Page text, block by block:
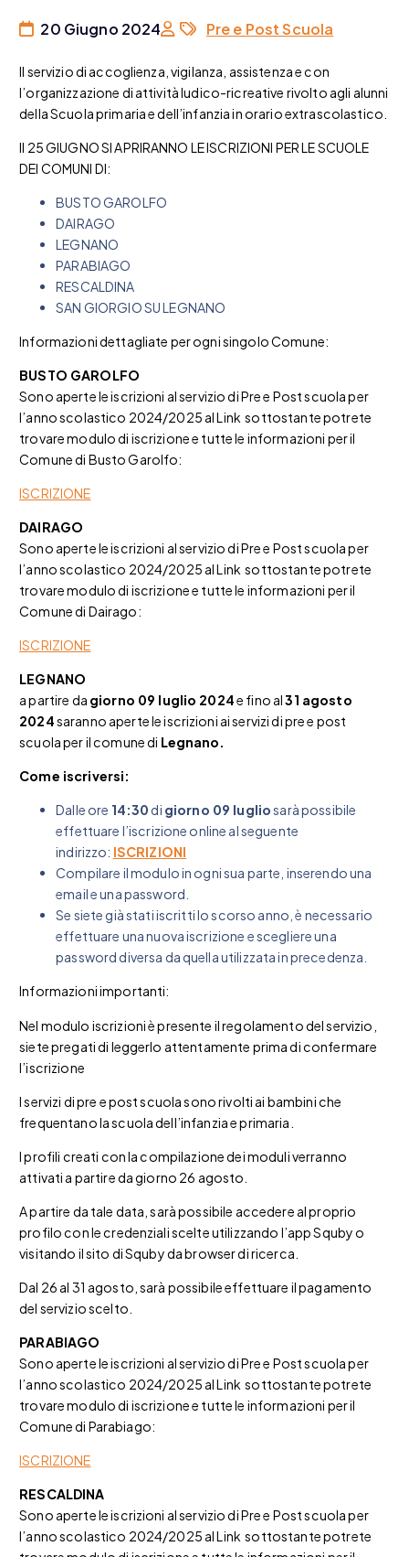
20 Giugno 2024 Pre e Post Scuola
Il servizio di accoglienza, vigilanza, assistenza e con
l’organizzazione di attività ludico-ricreative rivolto agli alunni
della Scuola primaria e dell’infanzia in orario extrascolastico.
Il 25 GIUGNO SI APRIRANNO LE ISCRIZIONI PER LE SCUOLE
DEI COMUNI DI:
BUSTO GAROLFO
DAIRAGO
LEGNANO
PARABIAGO
RESCALDINA
SAN GIORGIO SU LEGNANO
Informazioni dettagliate per ogni singolo Comune:
BUSTO GAROLFO
Sono aperte le iscrizioni al servizio di Pre e Post scuola per
l’anno scolastico 2024/2025 al Link sottostante potrete
trovare modulo di iscrizione e tutte le informazioni per il
Comune di Busto Garolfo:
ISCRIZIONE
DAIRAGO
Sono aperte le iscrizioni al servizio di Pre e Post scuola per
l’anno scolastico 2024/2025 al Link sottostante potrete
trovare modulo di iscrizione e tutte le informazioni per il
Comune di Dairago:
ISCRIZIONE
LEGNANO
a partire da giorno 09 luglio 2024e fino al31 agosto
2024saranno aperte le iscrizioni ai servizi di pre e post
scuola per il comune di Legnano.
Come iscriversi:
Dalle ore 14:30 di giorno 09 lugliosarà possibile
effettuare l’iscrizione online al seguente
indirizzo: ISCRIZIONI
Compilare il modulo in ogni sua parte, inserendo una
email e una password.
Se siete già stati iscritti lo scorso anno, è necessario
effettuare una nuova iscrizione e scegliere una
password diversa da quella utilizzata in precedenza.
Informazioni importanti:
Nel modulo iscrizioni è presente il regolamento del servizio,
siete pregati di leggerlo attentamente prima di confermare
l’iscrizione
I servizi di pre e post scuola sono rivolti ai bambini che
frequentano la scuola dell’infanzia e primaria.
I profili creati con la compilazione dei moduli verranno
attivati a partire da giorno 26 agosto.
A partire da tale data, sarà possibile accedere al proprio
profilo con le credenziali scelte utilizzando l’app Squby o
visitando il sito di Squby da browser di ricerca.
Dal 26 al 31 agosto, sarà possibile effettuare il pagamento
del servizio scelto.
PARABIAGO
Sono aperte le iscrizioni al servizio di Pre e Post scuola per
l’anno scolastico 2024/2025 al Link sottostante potrete
trovare modulo di iscrizione e tutte le informazioni per il
Comune di Parabiago:
ISCRIZIONE
RESCALDINA
Sono aperte le iscrizioni al servizio di Pre e Post scuola per
l’anno scolastico 2024/2025 al Link sottostante potrete